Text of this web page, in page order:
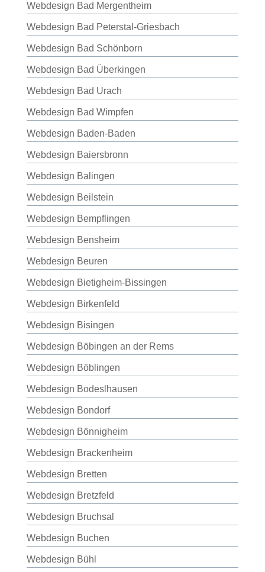
Webdesign Bad Mergentheim
Webdesign Bad Peterstal-Griesbach
Webdesign Bad Schönborn
Webdesign Bad Überkingen
Webdesign Bad Urach
Webdesign Bad Wimpfen
Webdesign Baden-Baden
Webdesign Baiersbronn
Webdesign Balingen
Webdesign Beilstein
Webdesign Bempflingen
Webdesign Bensheim
Webdesign Beuren
Webdesign Bietigheim-Bissingen
Webdesign Birkenfeld
Webdesign Bisingen
Webdesign Böbingen an der Rems
Webdesign Böblingen
Webdesign Bodeslhausen
Webdesign Bondorf
Webdesign Bönnigheim
Webdesign Brackenheim
Webdesign Bretten
Webdesign Bretzfeld
Webdesign Bruchsal
Webdesign Buchen
Webdesign Bühl